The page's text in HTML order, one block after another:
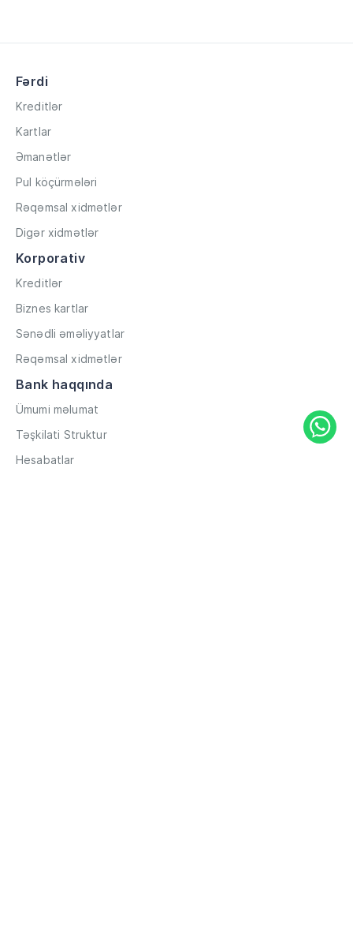
Fərdi
Kreditlər
Kartlar
Əmanətlər
Pul köçürmələri
Rəqəmsal xidmətlər
Digər xidmətlər
Korporativ
Kreditlər
Biznes kartlar
Sənədli əməliyyatlar
Rəqəmsal xidmətlər
Bank haqqında
Ümumi məlumat
Təşkilati Struktur
Hesabatlar